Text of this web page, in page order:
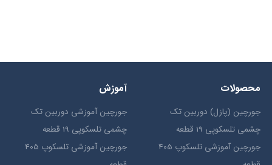
محصولات
جورچین (پازل) دوربین تک
چشمی تلسکوپی 19 قطعه
جورچین آموزشی تلسکوپ 405
آموزش
جورچین آموزشی دوربین تک
چشمی تلسکوپی 19 قطعه
جورچین آموزشی تلسکوپ 405